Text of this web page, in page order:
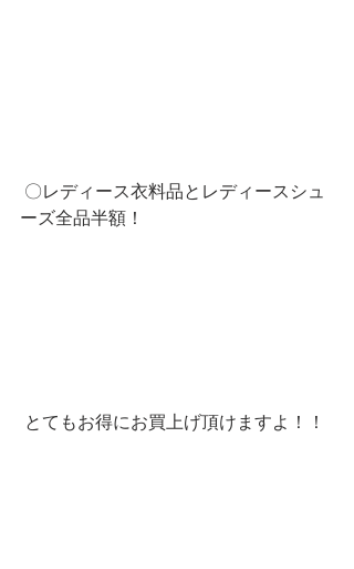
ーズ全品半額！
とてもお得にお買上げ頂けますよ！！